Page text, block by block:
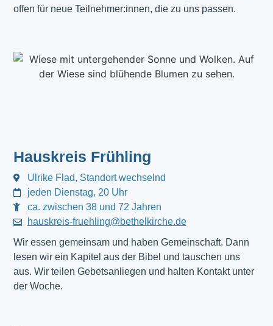
offen für neue Teilnehmer:innen, die zu uns passen.
Hauskreis Frühling
Ulrike Flad, Standort wechselnd
jeden Dienstag, 20 Uhr
ca. zwischen 38 und 72 Jahren
hauskreis-fruehling@bethelkirche.de
Wir essen gemeinsam und haben Gemeinschaft. Dann
lesen wir ein Kapitel aus der Bibel und tauschen uns
aus. Wir teilen Gebetsanliegen und halten Kontakt unter
der Woche.